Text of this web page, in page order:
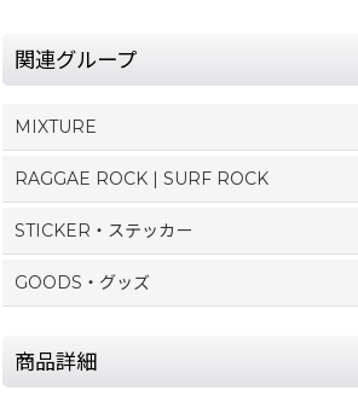
関連グループ
MIXTURE
RAGGAE ROCK | SURF ROCK
STICKER・ステッカー
GOODS・グッズ
商品詳細